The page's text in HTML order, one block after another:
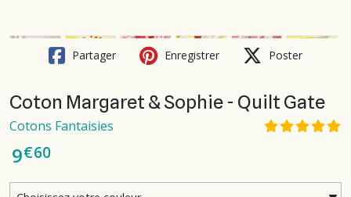
Partager Enregistrer Poster
Coton Margaret & Sophie - Quilt Gate
Cotons Fantaisies
9€60